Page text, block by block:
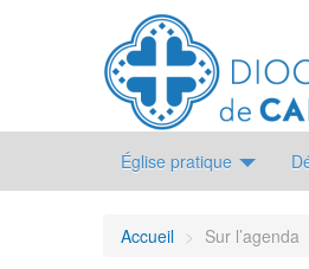
Église pratique
Accueil > Sur l’agenda